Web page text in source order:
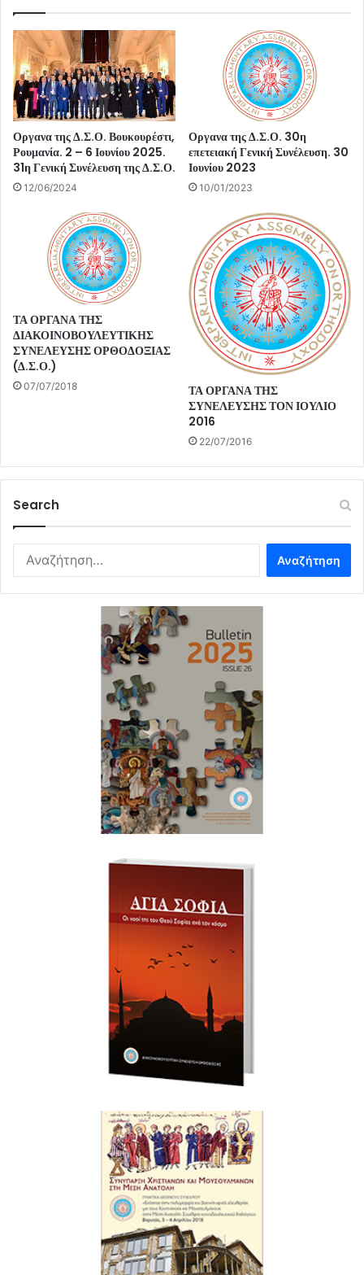
Οργανα της Δ.Σ.Ο. Βουκουρέστι,
Ρουμανία. 2 – 6 Ιουνίου 2025.
31η Γενική Συνέλευση της Δ.Σ.Ο.
12/06/2024
Οργανα της Δ.Σ.Ο. 30η
επετειακή Γενική Συνέλευση. 30
Ιουνίου 2023
10/01/2023
ΤΑ ΟΡΓΑΝΑ ΤΗΣ
ΔΙΑΚΟΙΝΟΒΟΥΛΕΥΤΙΚΗΣ
ΣΥΝΕΛΕΥΣΗΣ ΟΡΘΟΔΟΞΙΑΣ
(Δ.Σ.Ο.)
07/07/2018
ΤΑ ΟΡΓΑΝΑ ΤΗΣ
ΣΥΝΕΛΕΥΣΗΣ ΤΟΝ ΙΟΥΛΙΟ
2016
22/07/2016
Search